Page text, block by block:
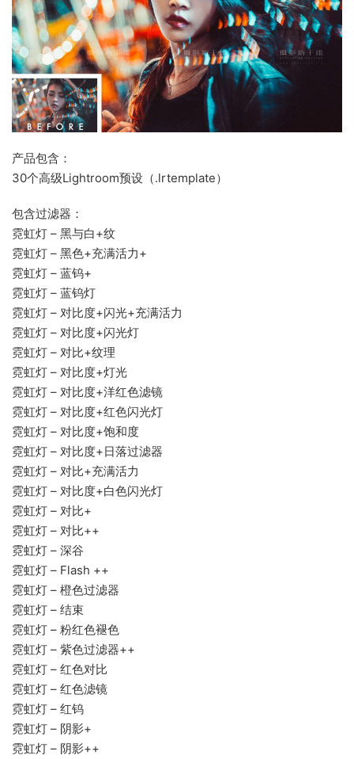
产品包含：
30个高级Lightroom预设（.lrtemplate）
包含过滤器：
霓虹灯 – 黑与白+纹
霓虹灯 – 黑色+充满活力+
霓虹灯 – 蓝钨+
霓虹灯 – 蓝钨灯
霓虹灯 – 对比度+闪光+充满活力
霓虹灯 – 对比度+闪光灯
霓虹灯 – 对比+纹理
霓虹灯 – 对比度+灯光
霓虹灯 – 对比度+洋红色滤镜
霓虹灯 – 对比度+红色闪光灯
霓虹灯 – 对比度+饱和度
霓虹灯 – 对比度+日落过滤器
霓虹灯 – 对比+充满活力
霓虹灯 – 对比度+白色闪光灯
霓虹灯 – 对比+
霓虹灯 – 对比++
霓虹灯 – 深谷
霓虹灯 – Flash ++
霓虹灯 – 橙色过滤器
霓虹灯 – 结束
霓虹灯 – 粉红色褪色
霓虹灯 – 紫色过滤器++
霓虹灯 – 红色对比
霓虹灯 – 红色滤镜
霓虹灯 – 红钨
霓虹灯 – 阴影+
霓虹灯 – 阴影++